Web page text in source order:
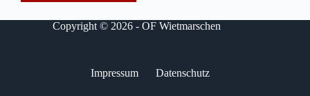
Copyright © 2026 - OF Wietmarschen
Impressum Datenschutz